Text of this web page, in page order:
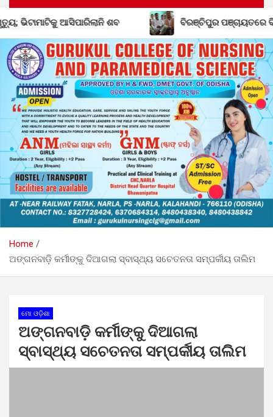
ବିରଞ୍ଚିପୁର ପଞ୍ଚାୟତରେ ବିଜେଡିର ଶକ୍ତି ବୃଦ୍ଧି; ବିଜେପି
Home
ଅଙ୍ଗନବାଡ଼ି କର୍ମୀଙ୍କୁ ଦିଆଗଲା ସ୍ବାସ୍ଥ୍ୟ ସଚେତନତା ସମ୍ପର୍କୀୟ ତାଲିମ
ମୋ ଓଡ଼ିଶା
ଅଙ୍ଗନବାଡ଼ି କର୍ମୀଙ୍କୁ ଦିଆଗଲା
ସ୍ବାସ୍ଥ୍ୟ ସଚେତନତା ସମ୍ପର୍କୀୟ ତାଲିମ